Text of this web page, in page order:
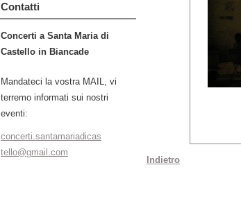
Indietro
Contatti
Concerti a Santa Maria di
Castello in Biancade
Mandateci la vostra MAIL, vi
terremo informati sui nostri
eventi:
concerti.santamariadicas
tello@gmail.com